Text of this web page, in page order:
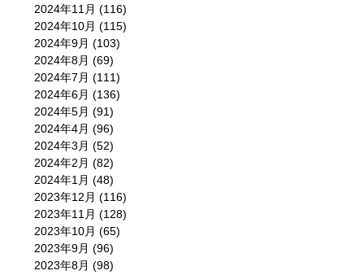
2024年11月 (116)
2024年10月 (115)
2024年9月 (103)
2024年8月 (69)
2024年7月 (111)
2024年6月 (136)
2024年5月 (91)
2024年4月 (96)
2024年3月 (52)
2024年2月 (82)
2024年1月 (48)
2023年12月 (116)
2023年11月 (128)
2023年10月 (65)
2023年9月 (96)
2023年8月 (98)